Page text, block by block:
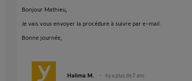
Bonjour Mathieu,
Je vais vous envoyer la procédure à suivre par e-mail.
Bonne journée,
Halima M. il y a plus de 7 ans